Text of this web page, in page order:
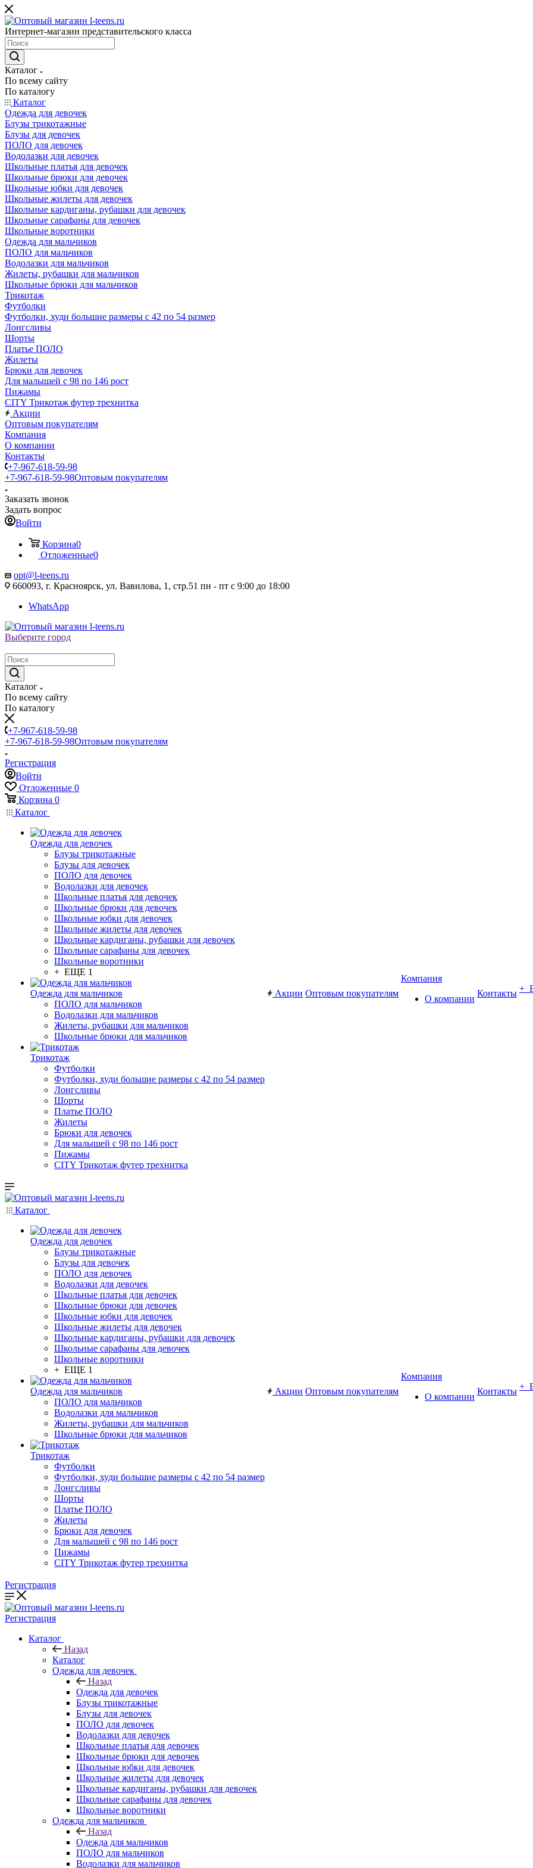
Интернет-магазин представительского класса
Каталог
По всему сайту
По каталогу
Каталог
Одежда для девочек
Блузы трикотажные
Блузы для девочек
ПОЛО для девочек
Водолазки для девочек
Школьные платья для девочек
Школьные брюки для девочек
Школьные юбки для девочек
Школьные жилеты для девочек
Школьные кардиганы, рубашки для девочек
Школьные сарафаны для девочек
Школьные воротники
Одежда для мальчиков
ПОЛО для мальчиков
Водолазки для мальчиков
Жилеты, рубашки для мальчиков
Школьные брюки для мальчиков
Трикотаж
Футболки
Футболки, худи большие размеры с 42 по 54 размер
Лонгсливы
Шорты
Платье ПОЛО
Жилеты
Брюки для девочек
Для малышей с 98 по 146 рост
Пижамы
CITY Трикотаж футер трехнитка
Акции
Оптовым покупателям
Компания
О компании
Контакты
+7-967-618-59-98
+7-967-618-59-98Оптовым покупателям
Заказать звонок
Задать вопрос
Войти
Корзина0
Отложенные0
opt@l-teens.ru
660093, г. Красноярск, ул. Вавилова, 1, стр.51 пн - пт с 9:00 до 18:00
WhatsApp
Выберите город
Каталог
По всему сайту
По каталогу
+7-967-618-59-98
+7-967-618-59-98Оптовым покупателям
Регистрация
Войти
Отложенные 0
Корзина 0
Каталог
Одежда для девочек
Блузы трикотажные
Блузы для девочек
ПОЛО для девочек
Водолазки для девочек
Школьные платья для девочек
Школьные брюки для девочек
Школьные юбки для девочек
Школьные жилеты для девочек
Школьные кардиганы, рубашки для девочек
Школьные сарафаны для девочек
Школьные воротники
+ ЕЩЕ 1
Одежда для мальчиков
ПОЛО для мальчиков
Водолазки для мальчиков
Жилеты, рубашки для мальчиков
Школьные брюки для мальчиков
Трикотаж
Футболки
Футболки, худи большие размеры с 42 по 54 размер
Лонгсливы
Шорты
Платье ПОЛО
Жилеты
Брюки для девочек
Для малышей с 98 по 146 рост
Пижамы
CITY Трикотаж футер трехнитка
Акции Оптовым покупателям
Компания
О компании
Контакты +
Каталог
Одежда для девочек
Блузы трикотажные
Блузы для девочек
ПОЛО для девочек
Водолазки для девочек
Школьные платья для девочек
Школьные брюки для девочек
Школьные юбки для девочек
Школьные жилеты для девочек
Школьные кардиганы, рубашки для девочек
Школьные сарафаны для девочек
Школьные воротники
+ ЕЩЕ 1
Одежда для мальчиков
ПОЛО для мальчиков
Водолазки для мальчиков
Жилеты, рубашки для мальчиков
Школьные брюки для мальчиков
Трикотаж
Футболки
Футболки, худи большие размеры с 42 по 54 размер
Лонгсливы
Шорты
Платье ПОЛО
Жилеты
Брюки для девочек
Для малышей с 98 по 146 рост
Пижамы
CITY Трикотаж футер трехнитка
Акции Оптовым покупателям
Компания
О компании
Контакты +
Регистрация
Регистрация
Каталог
Назад
Каталог
Одежда для девочек
Назад
Одежда для девочек
Блузы трикотажные
Блузы для девочек
ПОЛО для девочек
Водолазки для девочек
Школьные платья для девочек
Школьные брюки для девочек
Школьные юбки для девочек
Школьные жилеты для девочек
Школьные кардиганы, рубашки для девочек
Школьные сарафаны для девочек
Школьные воротники
Одежда для мальчиков
Назад
Одежда для мальчиков
ПОЛО для мальчиков
Водолазки для мальчиков